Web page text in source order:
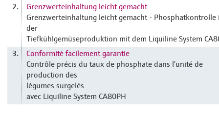
2.
Grenzwerteinhaltung leicht gemacht
Grenzwerteinhaltung leicht gemacht - Phosphatkontrolle
der
Tiefkühlgemüseproduktion mit dem Liquiline System
3.
Conformité facilement garantie
Contrôle précis du taux de phosphate dans l’unité de
production des
légumes surgelés
avec Liquiline System CA80PH